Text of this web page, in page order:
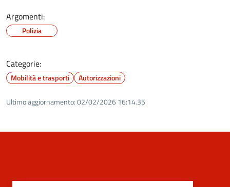
Argomenti:
Polizia
Categorie:
Mobilità e trasporti Autorizzazioni
Ultimo aggiornamento:02/02/2026 16:14.35